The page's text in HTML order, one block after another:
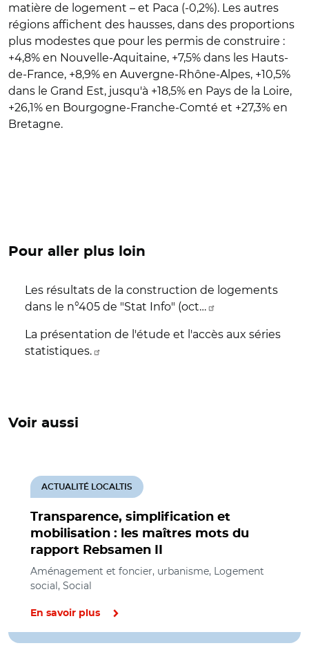
matière de logement – et Paca (-0,2%). Les autres
régions affichent des hausses, dans des proportions
plus modestes que pour les permis de construire :
+4,8% en Nouvelle-Aquitaine, +7,5% dans les Hauts-
de-France, +8,9% en Auvergne-Rhône-Alpes, +10,5%
dans le Grand Est, jusqu'à +18,5% en Pays de la Loire,
+26,1% en Bourgogne-Franche-Comté et +27,3% en
Bretagne.
Pour aller plus loin
Les résultats de la construction de logements
dans le n°405 de "Stat Info" (oct…
La présentation de l'étude et l'accès aux séries
statistiques.
Voir aussi
Transparence, simplification et
mobilisation : les maîtres mots du
rapport Rebsamen II
ACTUALITÉ LOCALTIS
Aménagement et foncier, urbanisme, Logement
social, Social
En savoir plus